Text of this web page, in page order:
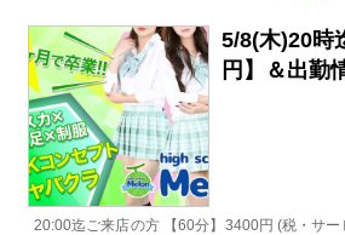
5/8(木)20時
円】＆出勤
20:00迄ご来店の方 【60分】3400円 (税・サー